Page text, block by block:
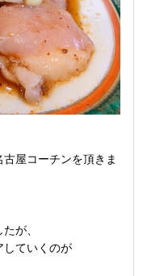
屋コーチンを頂きま
が、
していくのが